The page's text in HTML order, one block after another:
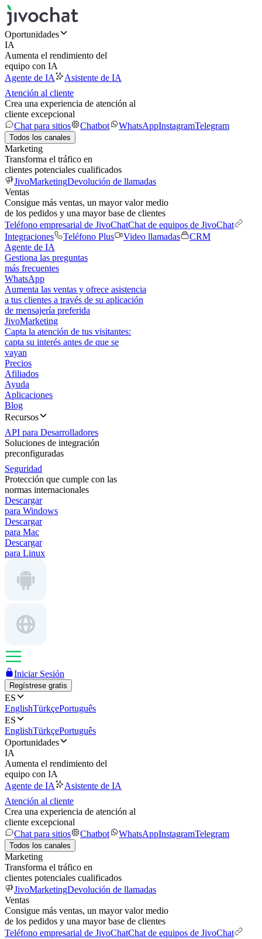
Oportunidades
IA
Aumenta el rendimiento del
equipo con IA
Agente de IA
Asistente de IA
Atención al cliente
Crea una experiencia de atención al
cliente excepcional
Chat para sitios
Chatbot WhatsAppInstagramTelegram
Todos los canales
Marketing
Transforma el tráfico en
clientes potenciales cualificados
JivoMarketingDevolución de llamadas
Ventas
Consigue más ventas, un mayor valor medio
de los pedidos y una mayor base de clientes
Teléfono empresarial de JivoChatChat de equipos de JivoChat
Integraciones
Teléfono Plus Video llamadas
CRM
Agente de IA
Gestiona las preguntas
más frecuentes
WhatsApp
Aumenta las ventas y ofrece asistencia
a tus clientes a través de su aplicación
de mensajería preferida
JivoMarketing
Capta la atención de tus visitantes:
capta su interés antes de que se
vayan
Precios
Afiliados
Ayuda
Aplicaciones
Blog
Recursos
API para Desarrolladores
Soluciones de integración
preconfiguradas
Seguridad
Protección que cumple con las
normas internacionales
Descargar
para Windows
Descargar
para Mac
Descargar
para Linux
Iniciar Sesión
Regístrese gratis
ES
EnglishTürkçePortuguês
ES
EnglishTürkçePortuguês
Oportunidades
IA
Aumenta el rendimiento del
equipo con IA
Agente de IA
Asistente de IA
Atención al cliente
Crea una experiencia de atención al
cliente excepcional
Chat para sitios
Chatbot WhatsAppInstagramTelegram
Todos los canales
Marketing
Transforma el tráfico en
clientes potenciales cualificados
JivoMarketingDevolución de llamadas
Ventas
Consigue más ventas, un mayor valor medio
de los pedidos y una mayor base de clientes
Teléfono empresarial de JivoChatChat de equipos de JivoChat